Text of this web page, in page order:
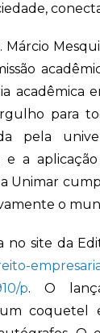
Márcio
acadêmica
para
pela
a
Unimar
o
no site da
p. O
coquetel